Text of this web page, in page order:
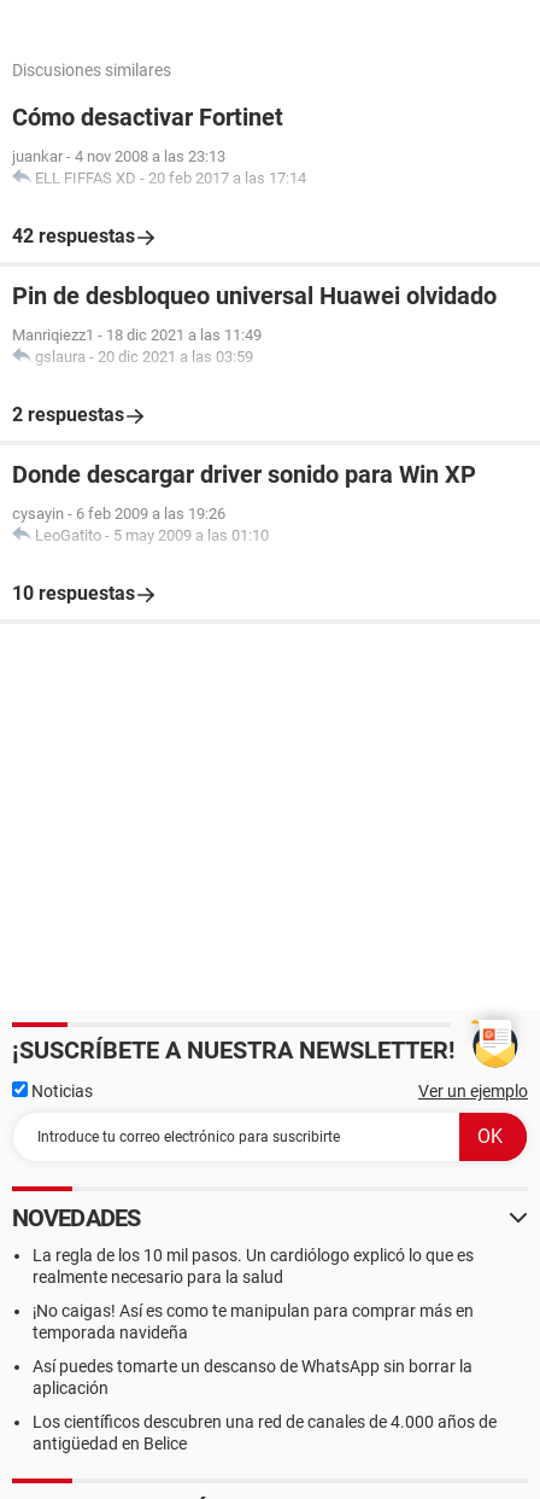
Discusiones similares
Cómo desactivar Fortinet
juankar - 4 nov 2008 a las 23:13
ELL FIFFAS XD - 20 feb 2017 a las 17:14
42 respuestas
Pin de desbloqueo universal Huawei olvidado
Manriqiezz1 - 18 dic 2021 a las 11:49
gslaura - 20 dic 2021 a las 03:59
2 respuestas
Donde descargar driver sonido para Win XP
cysayin - 6 feb 2009 a las 19:26
LeoGatito - 5 may 2009 a las 01:10
10 respuestas
¡SUSCRÍBETE A NUESTRA NEWSLETTER!
Noticias Ver un ejemplo
NOVEDADES
La regla de los 10 mil pasos. Un cardiólogo explicó lo que es
realmente necesario para la salud
¡No caigas! Así es como te manipulan para comprar más en
temporada navideña
Así puedes tomarte un descanso de WhatsApp sin borrar la
aplicación
Los científicos descubren una red de canales de 4.000 años de
antigüedad en Belice